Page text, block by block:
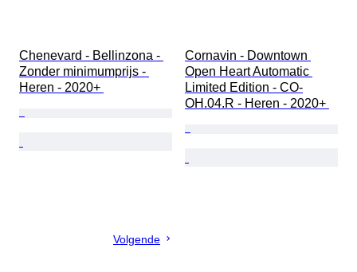
Chenevard - Bellinzona -
Zonder minimumprijs -
Heren - 2020+
Cornavin - Downtown
Open Heart Automatic
Limited Edition - CO-
OH.04.R - Heren - 2020+
Volgende